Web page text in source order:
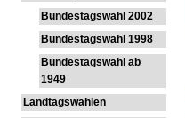
Bundestagswahl 2002
Bundestagswahl 1998
Bundestagswahl ab
1949
Landtagswahlen